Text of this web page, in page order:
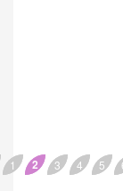
1 2 3 4 5